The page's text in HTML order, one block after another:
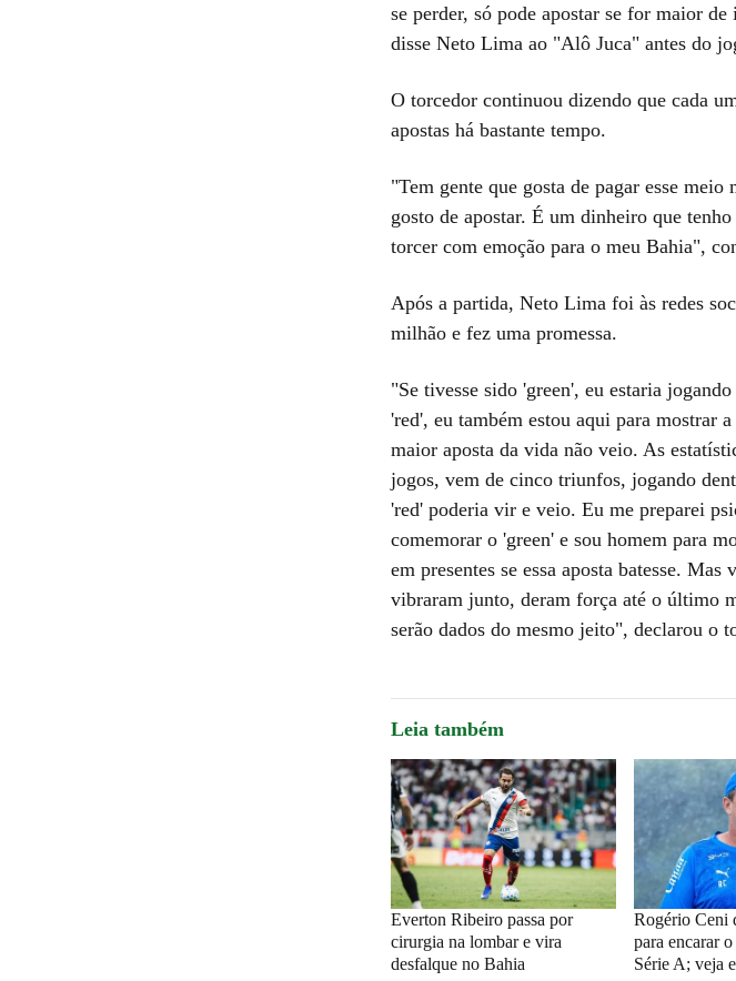
se perder, só pode apostar se for maior
disse Neto Lima ao "Alô Juca" antes do
O torcedor continuou dizendo que cada
apostas há bastante tempo.
"Tem gente que gosta de pagar esse
gosto de apostar. É um dinheiro que
torcer com emoção para o meu Bahia",
Após a partida, Neto Lima foi às redes
milhão e fez uma promessa.
"Se tivesse sido 'green', eu estaria
'red', eu também estou aqui para mostrar
maior aposta da vida não veio. As
jogos, vem de cinco triunfos, jogando
'red' poderia vir e veio. Eu me preparei
comemorar o 'green' e sou homem para
em presentes se essa aposta batesse.
vibraram junto, deram força até o último
serão dados do mesmo jeito", declarou o
Leia também
Everton Ribeiro passa por
cirurgia na lombar e vira
desfalque no Bahia
Rogério Ceni
para encarar
Série A; veja